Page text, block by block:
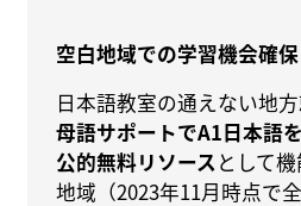
空白地域での学習機会確保
日本語教室の通えない地方
母語サポートでA1日本語
公的無料リソースとして
地域（2023年11月時点で